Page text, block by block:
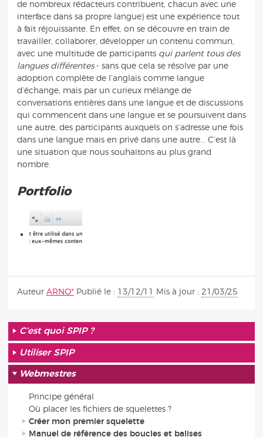
de nombreux rédacteurs contribuent, chacun avec une
interface dans sa propre langue) est une expérience tout
à fait réjouissante. En effet, on se découvre en train de
travailler, collaborer, développer un contenu commun,
avec une multitude de participants qui parlent tous des
langues différentes- sans que cela se résolve par une
adoption complète de l’anglais comme langue
d’échange, mais par un curieux mélange de
conversations entières dans une langue et de discussions
qui commencent dans une langue et se poursuivent dans
une autre, des participants auxquels on s’adresse une fois
dans une langue mais en privé dans une autre... C’est là
une situation que nous souhaitons au plus grand
nombre.
Portfolio
Auteur ARNO* Publié le : 13/12/11 Mis à jour : 21/03/25
C’est quoi SPIP ?
Utiliser SPIP
Webmestres
Principe général
Où placer les fichiers de squelettes ?
Créer mon premier squelette
Manuel de référence des boucles et balises